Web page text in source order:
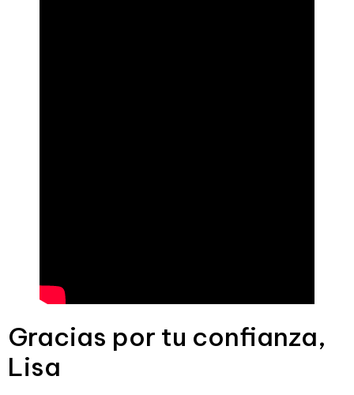
Gracias por tu confianza,
Lisa